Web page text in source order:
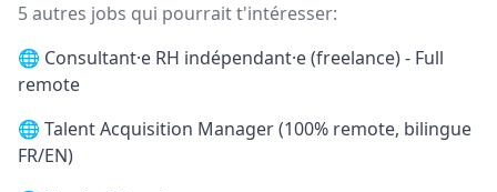
5 autres jobs qui pourrait t'intéresser:
🌐 Consultant·e RH indépendant·e (freelance) - Full
remote
🌐 Talent Acquisition Manager (100% remote, bilingue
FR/EN)